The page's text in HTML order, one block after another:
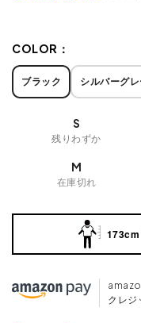
COLOR：
ブラック シルバーグ
S
残りわずか
M
在庫切れ
クレジ